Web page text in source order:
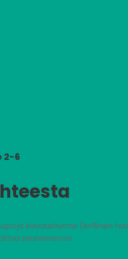
2-6
ja kuivaushuone (erillinen
saunavuoron.